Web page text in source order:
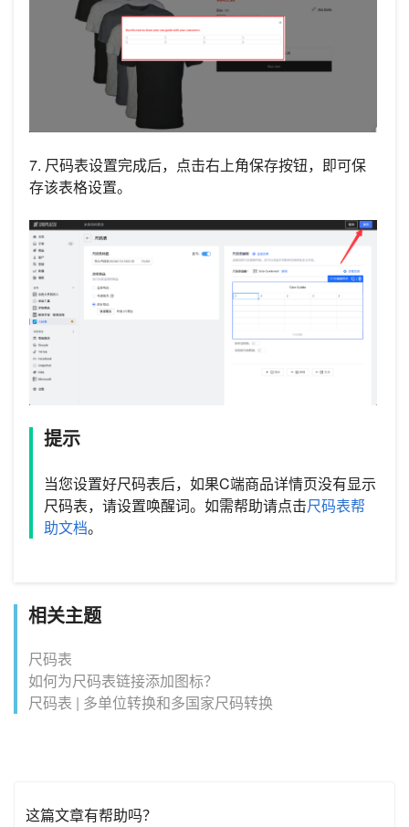
7. 尺码表设置完成后，点击右上角保存按钮，即可保
存该表格设置。
提示
当您设置好尺码表后，如果C端商品详情页没有显示
尺码表，请设置唤醒词。如需帮助请点击尺码表帮
助文档。
相关主题
尺码表
如何为尺码表链接添加图标？
尺码表 | 多单位转换和多国家尺码转换
这篇文章有帮助吗？